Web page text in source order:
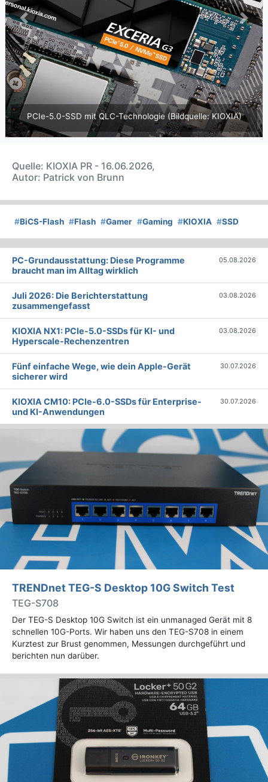
PCIe-5.0-SSD mit QLC-Technologie (Bildquelle: KIOXIA)
Previous Next
Quelle: KIOXIA PR - 16.06.2026,
Autor: Patrick von Brunn
#BiCS-Flash #Flash #Gamer #Gaming #KIOXIA #SSD
PC-Grundausstattung: Diese Programme
braucht man im Alltag wirklich
05.08.2026
Juli 2026: Die Bericht­erstattung
zusammengefasst
03.08.2026
KIOXIA NX1: PCIe-5.0-SSDs für KI- und
Hyperscale-Rechenzentren
03.08.2026
Fünf einfache Wege, wie dein Apple-Gerät
sicherer wird
30.07.2026
KIOXIA CM10: PCIe-6.0-SSDs für Enterprise-
und KI-Anwendungen
30.07.2026
TRENDnet TEG-S Desktop 10G Switch Test
TEG-S708
Der TEG-S Desktop 10G Switch ist ein unmanaged Gerät mit 8
schnellen 10G-Ports. Wir haben uns den TEG-S708 in einem
Kurztest zur Brust genommen, Messungen durchgeführt und
berichten nun darüber.